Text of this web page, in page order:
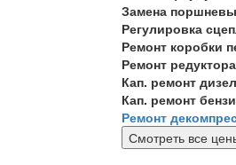
Замена
Регулировка
Ремонт коробки
Ремонт редуктора
Кап. ремонт
Кап. ремонт
Ремонт
Смотреть все